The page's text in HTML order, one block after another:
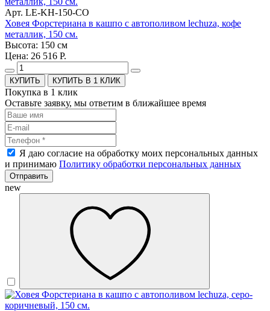
Арт. LE-KH-150-CO
Ховея Форстериана в кашпо с автополивом lechuza, кофе
металлик, 150 см.
Высота: 150 см
Цена: 26 516 Р.
КУПИТЬ В 1 КЛИК
Покупка в 1 клик
Оставьте заявку, мы ответим в ближайшее время
Я даю согласие на обработку моих персональных данных
и принимаю Политику обработки персональных данных
Отправить
new